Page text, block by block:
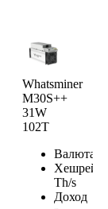
Whatsminer
M30S++
31W
102T
Валюта
Хешрейт
Th/s
Доход